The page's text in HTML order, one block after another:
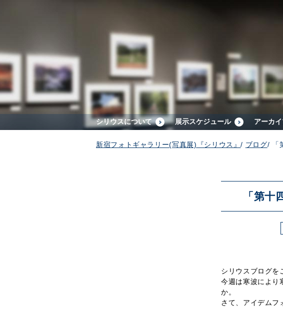
シリウスについて 展示スケジュール アーカ
新宿フォトギャラリー(写真展)『シリウス』/ ブログ/
「第
シリウスブログを
今週は寒波により
か。
さて、アイデムフ
展示スケジ
アーカイブ
ブログ
展示のお申